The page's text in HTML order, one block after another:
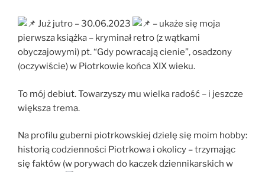
Już jutro – 30.06.2023
– ukaże się moja
pierwsza książka – kryminał retro (z wątkami
obyczajowymi) pt. “Gdy powracają cienie”, osadzony
(oczywiście) w Piotrkowie końca XIX wieku.
To mój debiut. Towarzyszy mu wielka radość – i jeszcze
większa trema.
Na profilu guberni piotrkowskiej dzielę się moim hobby:
historią codzienności Piotrkowa i okolicy – trzymając
się faktów (w porywach do kaczek dziennikarskich w